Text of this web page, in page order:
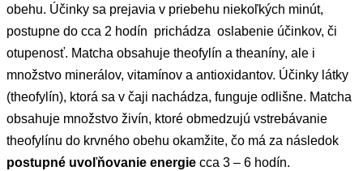
obehu. Účinky sa prejavia v priebehu niekoľkých minút,
postupne do cca 2 hodín prichádza oslabenie účinkov, či
otupenosť. Matcha obsahuje theofylín a theaníny, ale i
množstvo minerálov, vitamínov a antioxidantov. Účinky látky
(theofylín), ktorá sa v čaji nachádza, funguje odlišne. Matcha
obsahuje množstvo živín, ktoré obmedzujú vstrebávanie
theofylínu do krvného obehu okamžite, čo má za následok
postupné uvoľňovanie energie cca 3 – 6 hodín.